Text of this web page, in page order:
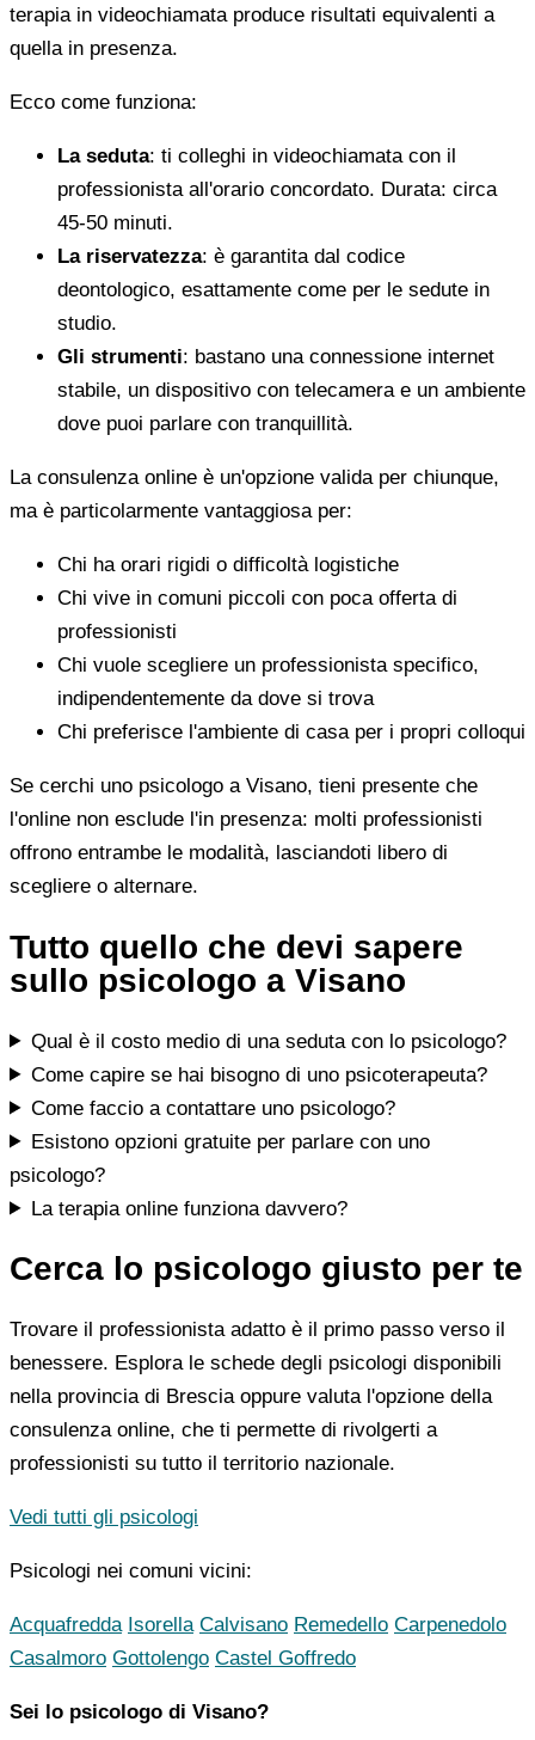
terapia in videochiamata produce risultati equivalenti a
quella in presenza.
Ecco come funziona:
La seduta: ti colleghi in videochiamata con il
professionista all'orario concordato. Durata: circa
45-50 minuti.
La riservatezza: è garantita dal codice
deontologico, esattamente come per le sedute in
studio.
Gli strumenti: bastano una connessione internet
stabile, un dispositivo con telecamera e un ambiente
dove puoi parlare con tranquillità.
La consulenza online è un'opzione valida per chiunque,
ma è particolarmente vantaggiosa per:
Chi ha orari rigidi o difficoltà logistiche
Chi vive in comuni piccoli con poca offerta di
professionisti
Chi vuole scegliere un professionista specifico,
indipendentemente da dove si trova
Chi preferisce l'ambiente di casa per i propri colloqui
Se cerchi uno psicologo a Visano, tieni presente che
l'online non esclude l'in presenza: molti professionisti
offrono entrambe le modalità, lasciandoti libero di
scegliere o alternare.
Tutto quello che devi sapere
sullo psicologo a Visano
Qual è il costo medio di una seduta con lo psicologo?
Come capire se hai bisogno di uno psicoterapeuta?
Come faccio a contattare uno psicologo?
Esistono opzioni gratuite per parlare con uno
psicologo?
La terapia online funziona davvero?
Cerca lo psicologo giusto per te
Trovare il professionista adatto è il primo passo verso il
benessere. Esplora le schede degli psicologi disponibili
nella provincia di Brescia oppure valuta l'opzione della
consulenza online, che ti permette di rivolgerti a
professionisti su tutto il territorio nazionale.
Vedi tutti gli psicologi
Psicologi nei comuni vicini:
Acquafredda Isorella Calvisano Remedello Carpenedolo
Casalmoro Gottolengo Castel Goffredo
Sei lo psicologo di Visano?